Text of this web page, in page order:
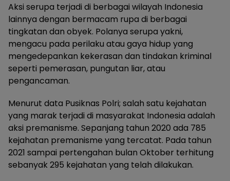
Aksi serupa terjadi di berbagai wilayah Indonesia
lainnya dengan bermacam rupa di berbagai
tingkatan dan obyek. Polanya serupa yakni,
mengacu pada perilaku atau gaya hidup yang
mengedepankan kekerasan dan tindakan kriminal
seperti pemerasan, pungutan liar, atau
pengancaman.
Menurut data Pusiknas Polri; salah satu kejahatan
yang marak terjadi di masyarakat Indonesia adalah
aksi premanisme. Sepanjang tahun 2020 ada 785
kejahatan premanisme yang tercatat. Pada tahun
2021 sampai pertengahan bulan Oktober terhitung
sebanyak 295 kejahatan yang telah dilakukan.